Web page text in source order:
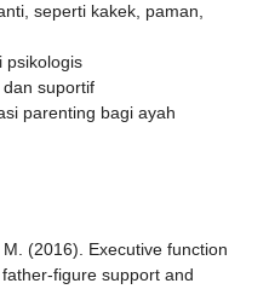
seperti kakek, paman,
psikologis
suportif
parenting bagi ayah
(2016). Executive function
figure support and